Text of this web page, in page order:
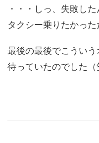
・・・しっ、失敗した
タクシー乗りたかっ
最後の最後でこういう
待っていたのでした（